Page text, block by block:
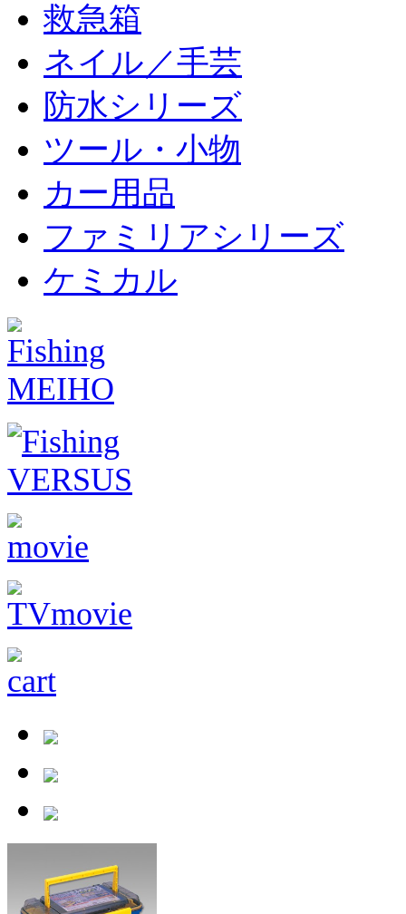
救急箱
ネイル／手芸
防水シリーズ
ツール・小物
カー用品
ファミリアシリーズ
ケミカル